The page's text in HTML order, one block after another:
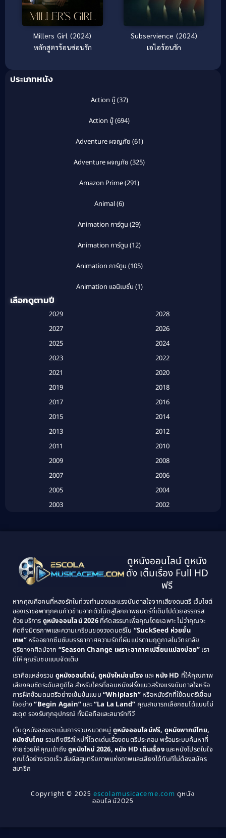
Millers Girl (2024)
หลักสูตรร้อนซ่อนรัก
Subservience (2024)
เอไอร้อนรัก
ประเภทหนัง
Action บู๊(37)
Action บู๊(694)
Adventure ผจญภัย (61)
Adventure ผจญภัย (325)
Amazon Prime(291)
Animal(6)
Animation การ์ตูน (29)
Animation การ์ตูน (12)
Animation การ์ตูน (105)
Animation แอนิเมชั่น (1)
Based on a True Story สร้างจากเรื่องจริง(2)
Based on a True Story เรื่องจริง (20)
Based on a True Story เรื่องจริง (16)
(134)
Classic หนังคลาสสิก(21)
Classic หนังคลาสสิก(25)
Comedy ตลก(46)
Comedy ตลก(515)
Coming of Age ก้าวพ้นวัย(1)
Coming-of-Age(3)
Community(1)
Crime อาชญากรรม(78)
Cult Film(4)
เลือกดูตามปี
2029
2028
2027
2026
2025
2024
2023
2022
2021
2020
2019
2018
2017
2016
2015
2014
2013
2012
2011
2010
2009
2008
2007
2006
2005
2004
2003
2002
1995
1994
1993
1992
1989
1988
1987
1986
1985
1984
1983
1982
1979
1978
1976
1975
1974
1971
1970
1969
1968
1964
1963
1940
ดูหนังออนไลน์ ดูหนัง
ดัง เต็มเรื่อง Full HD
ฟรี
หากคุณคือคนที่หลงรักในท่วงทำนองและแรงบันดาลใจจากเสียงดนตรี เว็บไซต์
ของเราขอพาทุกคนก้าวข้ามจากตัวโน้ตสู่โลกภาพยนตร์ที่เต็มไปด้วยอรรถรส
ด้วยบริการ ดูหนังออนไลน์ 2026ที่คัดสรรมาเพื่อคุณโดยเฉพาะ ไม่ว่าคุณจะ
คิดถึงมิตรภาพและความเกรียนของวงดนตรีใน “SuckSeed ห่วยขั้น
เทพ”หรืออยากซึมซับบรรยากาศความรักที่ผันแปรตามฤดูกาลในวิทยาลัย
ดุริยางคศิลป์จาก “Season Change เพราะอากาศเปลี่ยนแปลงบ่อย” เรา
มีให้คุณรับชมแบบจัดเต็ม
เราคือแหล่งรวม ดูหนังออนไลน์, ดูหนังใหม่ชนโรง และ หนัง HD ที่ให้คุณภาพ
เสียงคมชัดระดับสตูดิโอ สำหรับใครที่ชอบหนังฝรั่งแนวสร้างแรงบันดาลใจหรือ
การฝึกซ้อมดนตรีอย่างเข้มข้นแบบ “Whiplash” หรือหนังรักที่ใช้ดนตรีเชื่อม
ใจอย่าง“Begin Again” และ“La La Land” คุณสามารถเลือกชมได้แบบไม่
สะดุด รองรับทุกอุปกรณ์ ทั้งมือถือและสมาร์ททีวี
เว็บดูหนังของเราเน้นการรวมหมวดหมู่ ดูหนังออนไลน์ฟรี, ดูหนังพากย์ไทย,
หนังซับไทย รวมถึงซีรีส์ใหม่ที่โดดเด่นเรื่องดนตรีประกอบ พร้อมระบบค้นหาที่
ง่ายช่วยให้คุณเข้าถึงดูหนังใหม่ 2026, หนัง HD เต็มเรื่องและหนังโปรดในใจ
คุณได้อย่างรวดเร็ว สัมผัสสุนทรียภาพแห่งภาพและเสียงได้ทันทีไม่ต้องสมัคร
สมาชิก
Copyright © 2025escolamusicaceme.com ดูหนัง
ออนไลน์2025